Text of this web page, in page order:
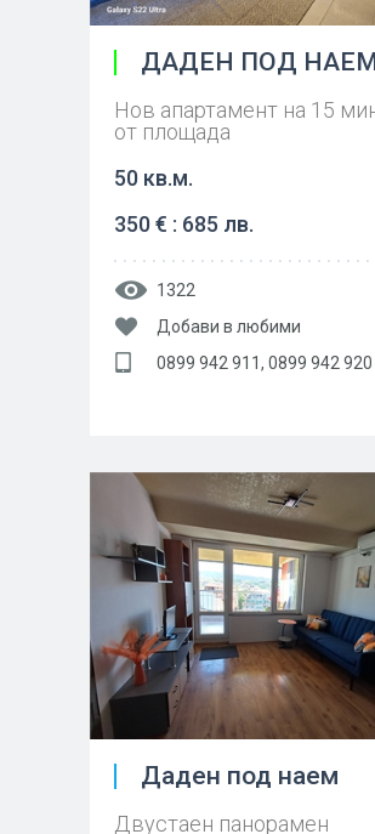
ДАДЕН ПОД
Нов апартамент на 15
от площада
50 кв.м.
350 € : 685 лв.
1322
Добави в любими
0899 942 911, 0899 942 920
Даден под наем
Двустаен панорамен